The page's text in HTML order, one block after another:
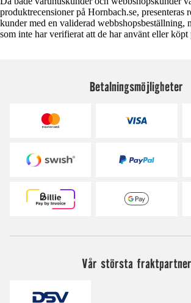
produktrecensioner på Hornbach.se, presenteras
kunder med en validerad webbshopsbeställning,
som inte har verifierat att de har använt eller köpt
Betalningsmöjligheter
Vår största fraktpartner